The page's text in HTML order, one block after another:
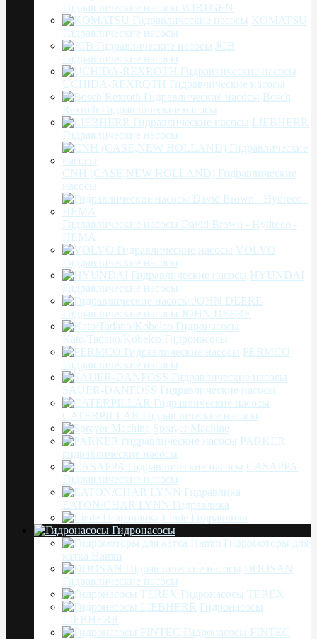
Гидравлические насосы WIRTGEN
KOMATSU
Гидравлические насосы
JCB
Гидравлические насосы
UCHIDA-REXROTH Гидравлические насосы
Bosch
Rexroth Гидравлические насосы
LIEBHERR
Гидравлические насосы
CNH (CASE,NEW HOLLAND) Гидравлические
насосы
Гидравлические насосы David Brown - Hydreco -
HEMA
VOLVO
Гидравлические насосы
HYUNDAI
Гидравлические насосы
Гидравлические насосы JOHN DEERE
Kato/Tadano/Kobelco Гидронасосы
PERMCO
Гидравлические насосы
SAUER-DANFOSS Гидравлические насосы
CATERPILLAR Гидравлические насосы
Sprayer Machine
PARKER
гидравлические насосы
CASAPPA
Гидравлические насосы
EATON/CHAR LYNN Гидравлика
Linde Гидравлика
Гидронасосы
Гидромоторы для
катка Hamm
DOOSAN
Гидравлические насосы
Гидронасосы TEREX
Гидронасосы
LIEBHERR
Гидронасосы FINTEC